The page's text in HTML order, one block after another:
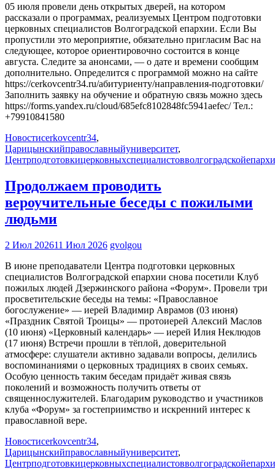
05 июля провели день открытых дверей, на котором
рассказали о программах, реализуемых Центром подготовки
церковных специалистов Волгоградской епархии. Если Вы
пропустили это мероприятие, обязательно пригласим Вас на
следующее, которое ориентировочно состоится в конце
августа. Следите за анонсами, — о дате и времени сообщим
дополнительно. Определится с программой можно на сайте
https://cerkovcentr34.ru/абитуриенту/направления-подготовки/
Заполнить заявку на обучение и обратную связь можно здесь
https://forms.yandex.ru/cloud/685efc8102848fc5941aefec/ Тел.:
+79910841580
Новостиcerkovcentr34,
Царицынскийправославныйуниверситет,
Продолжаем проводить
вероучительные беседы с пожилыми
людьми
2 Июл 202611 Июл 2026 gvolgou
В июне преподаватели Центра подготовки церковных
специалистов Волгоградской епархии снова посетили Клуб
пожилых людей Дзержинского района «Форум». Провели три
просветительские беседы на темы: «Православное
богослужение» — иерей Владимир Аврамов (03 июня)
«Праздник Святой Троицы» — протоиерей Алексий Маслов
(10 июня) «Церковный календарь» — иерей Илия Неклюдов
(17 июня) Встречи прошли в тёплой, доверительной
атмосфере: слушатели активно задавали вопросы, делились
воспоминаниями о церковных традициях в своих семьях.
Особую ценность таким беседам придаёт живая связь
поколений и возможность получить ответы от
священнослужителей. Благодарим руководство и участников
клуба «Форум» за гостеприимство и искренний интерес к
православной вере.
Новостиcerkovcentr34,
Царицынскийправославныйуниверситет,